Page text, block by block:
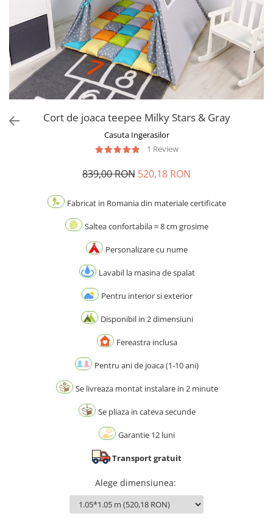
Cort de joaca teepee Milky Stars & Gray
Casuta Ingerasilor
1 Review
839,00 RON 520,18 RON
Fabricat in Romania din materiale certificate
Saltea confortabila ≈ 8 cm grosime
Personalizare cu nume
Lavabil la masina de spalat
Pentru interior si exterior
Disponibil in 2 dimensiuni
Fereastra inclusa
Pentru ani de joaca (1-10 ani)
Se livreaza montat instalare in 2 minute
Se pliaza in cateva secunde
Garantie 12 luni
Transport gratuit
Alege dimensiunea: